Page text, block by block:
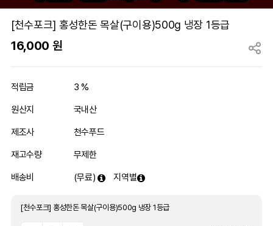
[천수포크] 홍성한돈 목살(구이용)500g 냉장 1등급
16,000 원
적립금 3 %
원산지 국내산
제조사 천수푸드
재고수량 무제한
배송비 (무료) 지역별
[천수포크] 홍성한돈 목살(구이용)500g 냉장 1등급